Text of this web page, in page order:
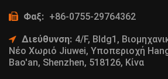
Φαξ: +86-0755-29764362
Διεύθυνση: 4/F, Bldg1,
Νέο Χωριό Jiuwei, Υποπεριοχή
Bao'an, Shenzhen, 518126, Κίνα